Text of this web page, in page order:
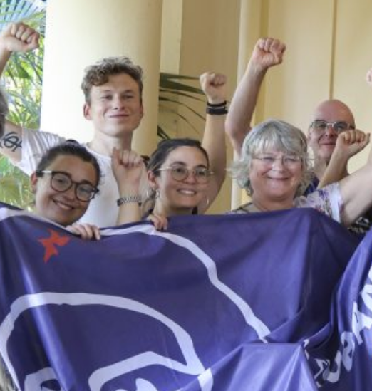
Steuncampagne: Cubanismo.be
17/10/2023
Actua, Beweging, Campagnes Activiteiten